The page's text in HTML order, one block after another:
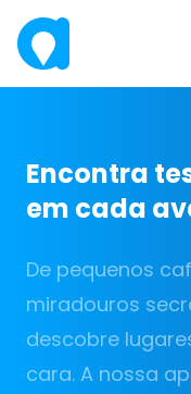
Encontra
em cada
De pequenos
miradouros
descobre
cara. A nossa